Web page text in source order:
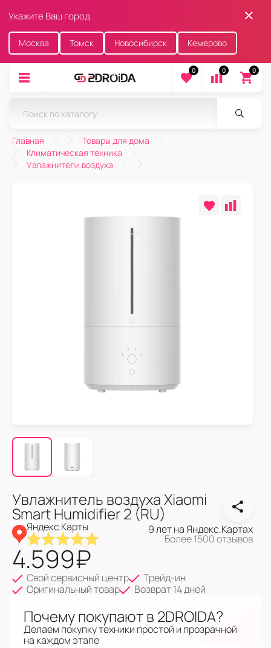
Укажите Ваш город
Москва Томск Новосибирск Кемерово
0 0 0
Главная
Товары для дома
Климатическая техника
Увлажнители воздуха
Увлажнитель воздуха Xiaomi
Smart Humidifier 2 (RU)
Яндекс Карты 9 лет на Яндекс.Картах
Более 1500 отзывов
4.599₽
Свой сервисный центр
Трейд-ин
Оригинальный товар
Возврат 14 дней
Почему покупают в 2DROIDA?
Делаем покупку техники простой и прозрачной
на каждом этапе